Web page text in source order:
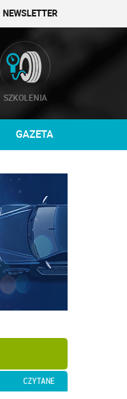
NEWSLETTER
SZKOLENIA
GAZETA
CZYTANE